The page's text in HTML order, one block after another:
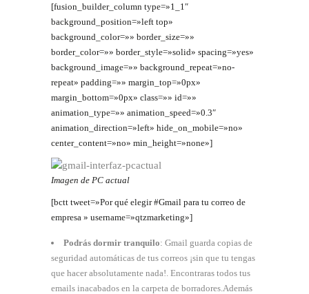
[fusion_builder_column type=»1_1″
background_position=»left top»
background_color=»» border_size=»»
border_color=»» border_style=»solid» spacing=»yes»
background_image=»» background_repeat=»no-
repeat» padding=»» margin_top=»0px»
margin_bottom=»0px» class=»» id=»»
animation_type=»» animation_speed=»0.3″
animation_direction=»left» hide_on_mobile=»no»
center_content=»no» min_height=»none»]
Imagen de PC actual
[bctt tweet=»Por qué elegir #Gmail para tu correo de
empresa » username=»qtzmarketing»]
Podrás dormir tranquilo: Gmail guarda copias de
seguridad automáticas de tus correos ¡sin que tu tengas
que hacer absolutamente nada!. Encontraras todos tus
emails inacabados en la carpeta de borradores.Además